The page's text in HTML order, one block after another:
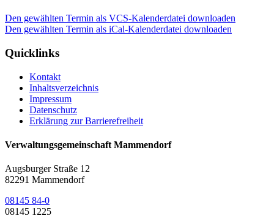
Den gewählten Termin als VCS-Kalenderdatei downloaden
Den gewählten Termin als iCal-Kalenderdatei downloaden
Quicklinks
Kontakt
Inhaltsverzeichnis
Impressum
Datenschutz
Erklärung zur Barrierefreiheit
Verwaltungsgemeinschaft Mammendorf
Augsburger Straße 12
82291 Mammendorf
08145 84-0
08145 1225